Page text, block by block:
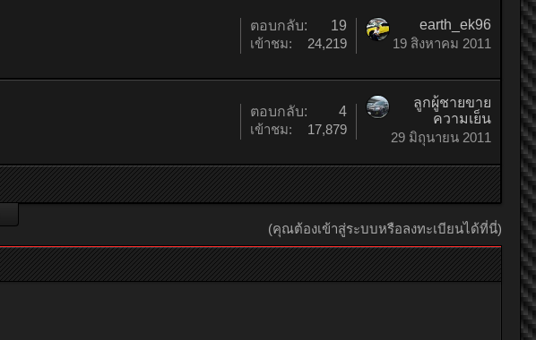
ตอบกลับ:
19
เข้าชม:
24,219
earth_ek96
19 สิงหาคม 2011
ตอบกลับ:
4
เข้าชม:
17,879
ลูกผู้ชายขาย
ความเย็น
29 มิถุนายน 2011
(คุณต้องเข้าสู่ระบบหรือลงทะเบียนได้ที่นี่)